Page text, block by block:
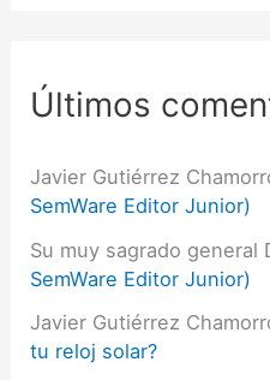
Últimos
Javier Gutiérrez
SemWare Editor Junior)
Su muy sagrado general
SemWare Editor Junior)
Javier Gutiérrez
tu reloj solar?